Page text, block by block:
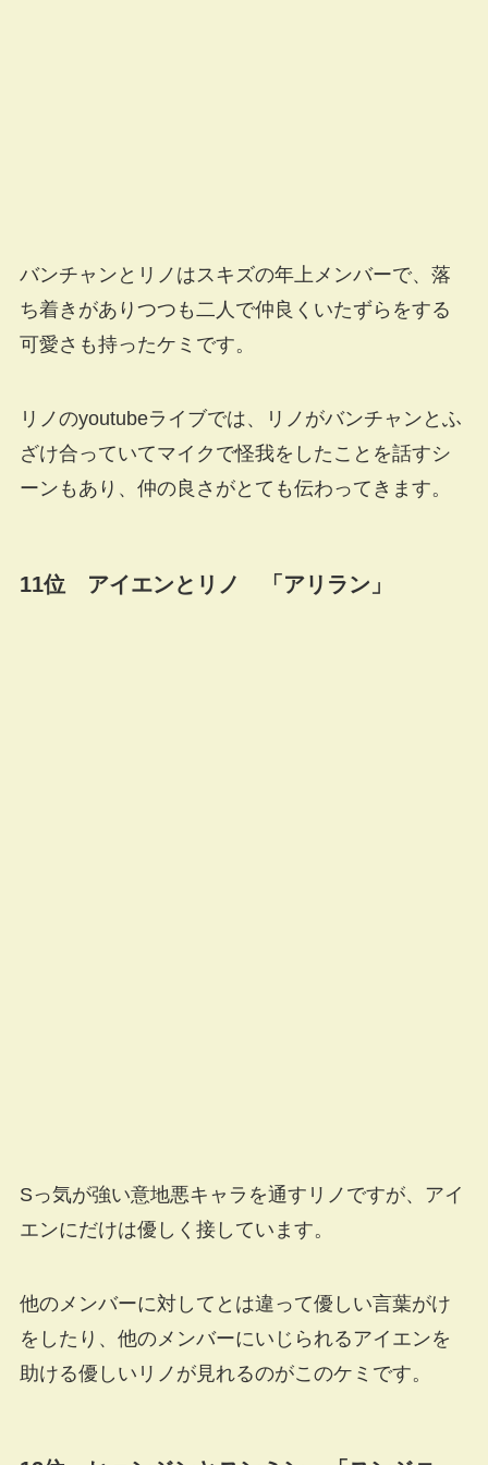
バンチャンとリノはスキズの年上メンバーで、落
ち着きがありつつも二人で仲良くいたずらをする
可愛さも持ったケミです。
リノのyoutubeライブでは、リノがバンチャンとふ
ざけ合っていてマイクで怪我をしたことを話すシ
ーンもあり、仲の良さがとても伝わってきます。
11位 アイエンとリノ 「アリラン」
Sっ気が強い意地悪キャラを通すリノですが、アイ
エンにだけは優しく接しています。
他のメンバーに対してとは違って優しい言葉がけ
をしたり、他のメンバーにいじられるアイエンを
助ける優しいリノが見れるのがこのケミです。